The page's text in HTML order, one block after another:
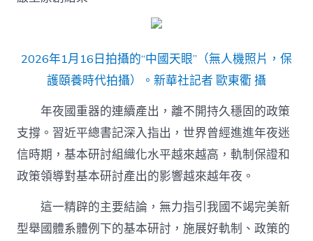
2026年1月16日拍攝的“中國天眼”（無人機照片，保
護頤養時代拍攝）。新華社記者 歐東衢 攝
年夜國重器的連續產出，離不開持久穩固的政策
支撐。習近平總書記深入指出，世界曾經進進年夜迷
信時期，基本研討組織化水平越來越高，軌制保證和
政策領導對基本研討產出的影響越來越年夜。
這一精辟的主要結論，無力指引我國不竭完美新
型舉國體系體例下的基本研討，施展好軌制、政策的